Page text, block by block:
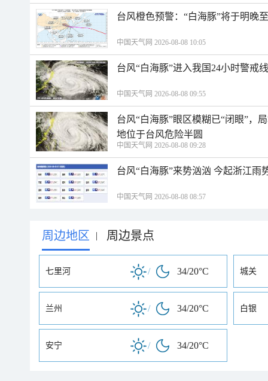
台风橙色预警：“白海豚”将于明晚
中国天气网 2026-08-08 10:05
台风“白海豚”进入我国24小时警戒
中国天气网 2026-08-08 09:55
台风“白海豚”眼区模糊已“闭眼”，
地位于台风危险半圆
中国天气网 2026-08-08 09:28
台风“白海豚”来势汹汹 今起浙江雨
中国天气网 2026-08-08 08:57
周边地区 | 周边景点
七里河 / 34/20°C 城关
兰州 / 34/20°C 白银
安宁 / 34/20°C